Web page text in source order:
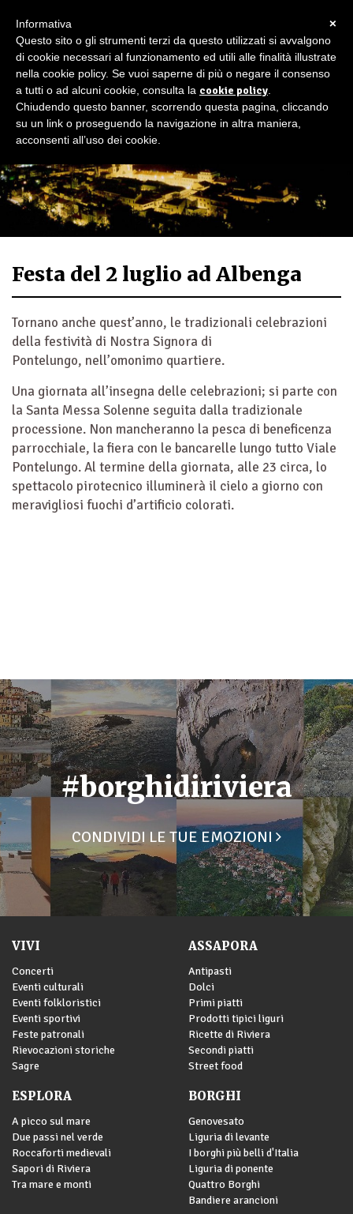
Festa del 2 luglio ad Albenga
Tornano anche quest’anno, le tradizionali celebrazioni
della festività di Nostra Signora di
Pontelungo, nell’omonimo quartiere.
Una giornata all’insegna delle celebrazioni; si parte con
la Santa Messa Solenne seguita dalla tradizionale
processione. Non mancheranno la pesca di beneficenza
parrocchiale, la fiera con le bancarelle lungo tutto Viale
Pontelungo. Al termine della giornata, alle 23 circa, lo
spettacolo pirotecnico illuminerà il cielo a giorno con
meravigliosi fuochi d’artificio colorati.
#borghidiriviera
CONDIVIDI LE TUE EMOZIONI
VIVI
Concerti
Eventi culturali
Eventi folkloristici
Eventi sportivi
Feste patronali
Rievocazioni storiche
Sagre
ASSAPORA
Antipasti
Dolci
Primi piatti
Prodotti tipici liguri
Ricette di Riviera
Secondi piatti
Street food
ESPLORA
A picco sul mare
Due passi nel verde
Roccaforti medievali
Sapori di Riviera
Tra mare e monti
BORGHI
Genovesato
Liguria di levante
I borghi più belli d'Italia
Liguria di ponente
Quattro Borghi
Bandiere arancioni
×
Informativa
Questo sito o gli strumenti terzi da questo utilizzati si avvalgono
di cookie necessari al funzionamento ed utili alle finalità illustrate
nella cookie policy. Se vuoi saperne di più o negare il consenso
a tutti o ad alcuni cookie, consulta la cookie policy
Chiudendo questo banner, scorrendo questa pagina, cliccando
su un link o proseguendo la navigazione in altra maniera,
acconsenti all’uso dei cookie.